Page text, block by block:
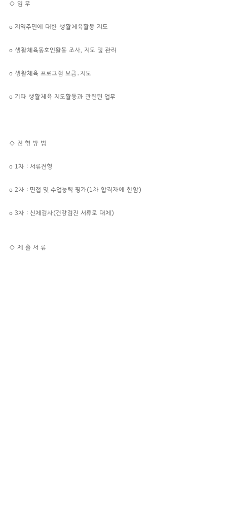
◇ 임 무
o 지역주민에 대한 생활체육활동 지도
o 생활체육동호인활동 조사, 지도 및 관리
o 생활체육 프로그램 보급․지도
o 기타 생활체육 지도활동과 관련된 업무
◇ 전 형 방 법
o 1차 : 서류전형
o 2차 : 면접 및 수업능력 평가(1차 합격자에 한함)
o 3차 : 신체검사(건강검진 서류로 대체)
◇ 제 출 서 류